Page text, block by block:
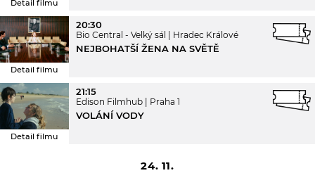
Detail filmu
Detail filmu
20:30
Bio Central - Velký sál Hradec Králové
NEJBOHATŠÍ ŽENA NA SVĚTĚ
Detail filmu
21:15
Edison Filmhub Praha 1
VOLÁNÍ VODY
24. 11.